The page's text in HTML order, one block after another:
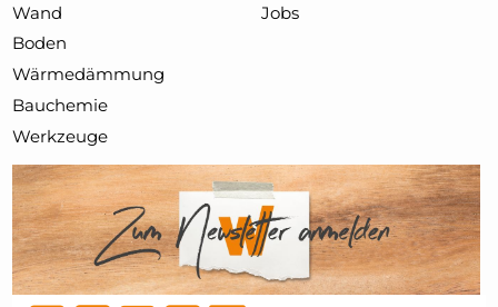
Wand
Boden
Wärmedämmung
Bauchemie
Werkzeuge
Jobs